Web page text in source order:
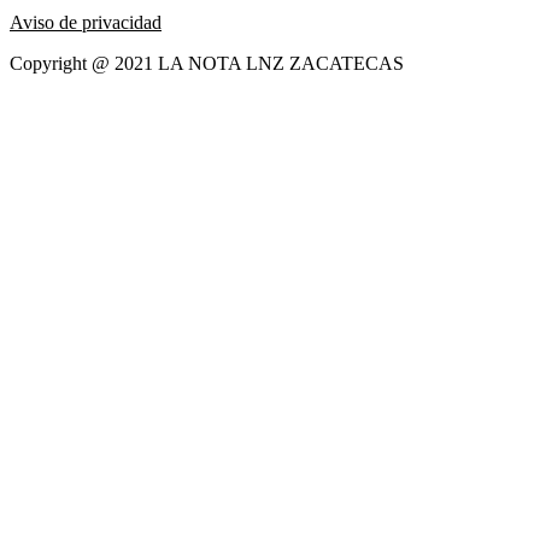
Aviso de privacidad
Copyright @ 2021 LA NOTA LNZ ZACATECAS